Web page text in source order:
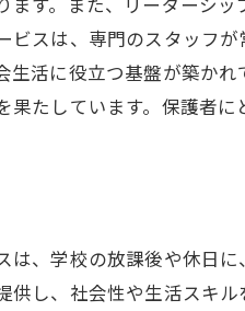
ます。また、リーダーシ
ビスは、専門のスタッフ
生活に役立つ基盤が築か
たしています。保護者
は、学校の放課後や休日
供し、社会性や生活スキ